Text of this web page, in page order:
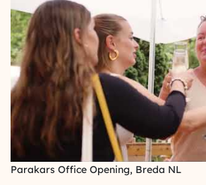
Parakars Office Opening, Breda NL